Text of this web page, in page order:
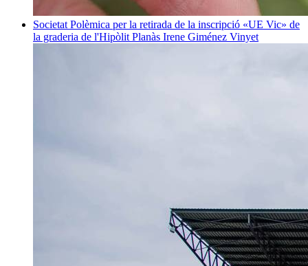
Societat Polèmica per la retirada de la inscripció «UE Vic» de
la graderia de l'Hipòlit Planàs Irene Giménez Vinyet